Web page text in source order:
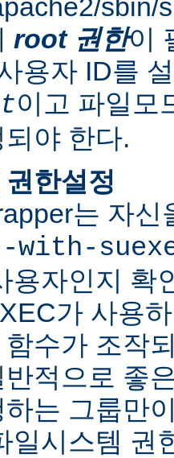
sbin/
root 권한이
용자 ID를
이고 파일모
야 한다.
한설정
는 자신
with-
용자인지 확
가 사용
수가 조작
적으로 좋
는 그룹만
일시스템 권